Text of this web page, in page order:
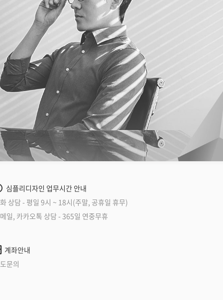
심플리디자인 업무시간 안내
상담 - 평일 9시 ~ 18시(주말, 공휴일 휴무)
일, 카카오톡 상담 - 365일 연중무휴
계좌안내
문의